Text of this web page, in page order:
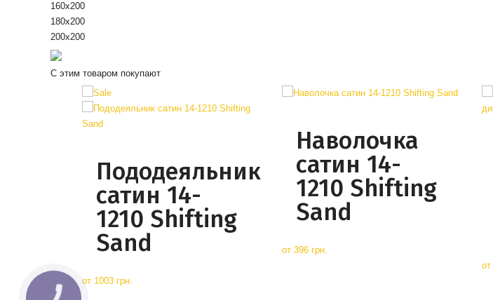
160х200
180х200
200x200
С этим товаром покупают
Пододеяльник
сатин 14-
1210 Shifting
Sand
от 1003 грн.
Наволочка
сатин 14-
1210 Shifting
Sand
от 396 грн.
от
КНОПКА